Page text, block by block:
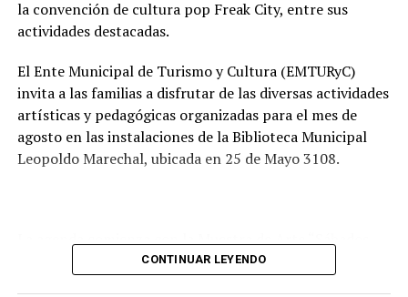
Comisión de Estudio de Ofertas y Adjudicación, que
tendrá a su cargo la evaluación de las propuestas
obra.
la convención de cultura pop Freak City, entre sus
actividades destacadas.
El Ente Municipal de Turismo y Cultura (EMTURyC)
invita a las familias a disfrutar de las diversas actividades
artísticas y pedagógicas organizadas para el mes de
agosto en las instalaciones de la Biblioteca Municipal
Leopoldo Marechal, ubicada en 25 de Mayo 3108.
Culturales”, a cargo del grupo Cul Mardel, que se podrá
CONTINUAR LEYENDO